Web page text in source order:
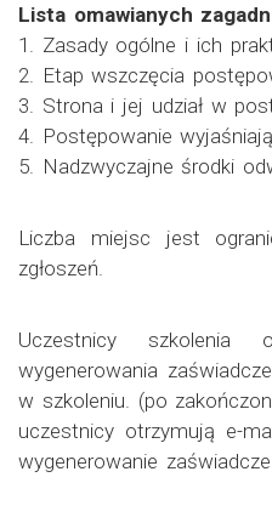
Lista omawianych
1. Zasady ogólne i ich
2. Etap wszczęcia
3. Strona i jej udział w
4. Postępowanie
5. Nadzwyczajne środki
Liczba miejsc jest
zgłoszeń.
Uczestnicy szkolenia
wygenerowania
w szkoleniu. (po
uczestnicy otrzymują e-
wygenerowanie